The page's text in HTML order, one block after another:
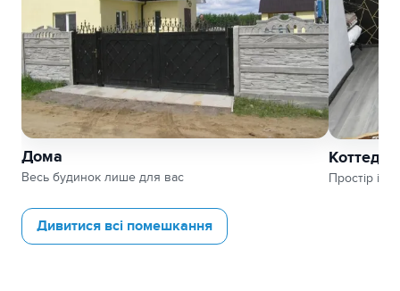
Дома
Весь будинок лише для вас Простір і
Дивитися всі помешкання